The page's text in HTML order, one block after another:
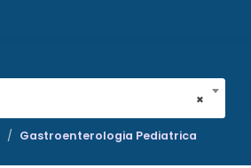
×
Gastroenterologia Pediatrica